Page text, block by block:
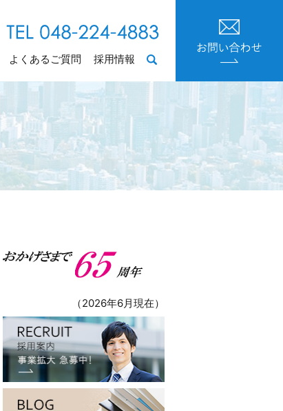
よくあるご質問 採用情報 search
（2026年6月現在）